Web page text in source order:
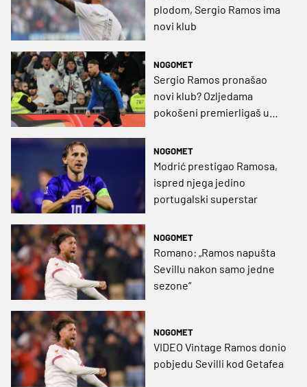
plodom, Sergio Ramos ima
novi klub
NOGOMET
Sergio Ramos pronašao
novi klub? Ozljedama
pokošeni premierligaš u
NOGOMET
Modrić prestigao Ramosa,
ispred njega jedino
portugalski superstar
NOGOMET
Romano: „Ramos napušta
Sevillu nakon samo jedne
sezone“
NOGOMET
VIDEO Vintage Ramos donio
pobjedu Sevilli kod Getafea